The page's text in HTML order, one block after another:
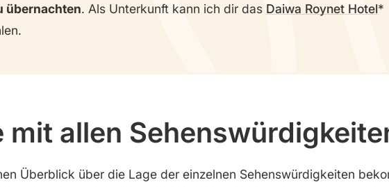
übernachten. Als Unterkunft kann ich dir das Daiwa Roynet Hotel
mit allen
Überblick über die Lage der einzelnen Sehenswürdigkeiten